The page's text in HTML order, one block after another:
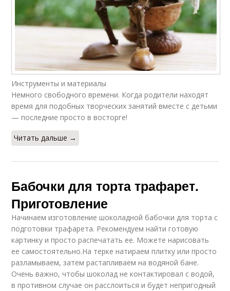
Инструменты и материалы
Немного свободного времени. Когда родители находят
время для подобных творческих занятий вместе с детьми
— последние просто в восторге!
Читать дальше →
Бабочки для торта трафарет.
Приготовление
Начинаем изготовление шоколадной бабочки для торта с
подготовки трафарета. Рекомендуем найти готовую
картинку и просто распечатать ее. Можете нарисовать
ее самостоятельно.На терке натираем плитку или просто
разламываем, затем растапливаем на водяной бане.
Очень важно, чтобы шоколад не контактировал с водой,
в противном случае он расслоиться и будет непригодный